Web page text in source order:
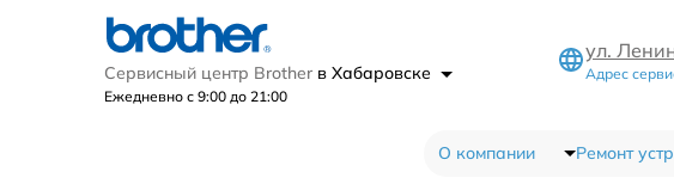
Сервисный центр Brother в Хабаровске
Ежедневно с 9:00 до 21:00
ул.
Адрес
О компании Ремонт